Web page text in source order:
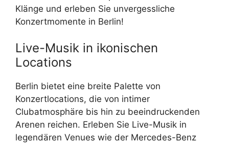
Klänge und erleben Sie unvergessliche
Konzertmomente in Berlin!
Live-Musik in ikonischen
Locations
Berlin bietet eine breite Palette von
Konzertlocations, die von intimer
Clubatmosphäre bis hin zu beeindruckenden
Arenen reichen. Erleben Sie Live-Musik in
legendären Venues wie der Mercedes-Benz